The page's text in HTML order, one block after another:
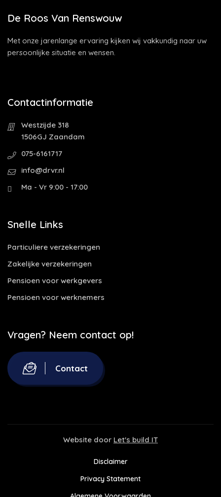
De Roos Van Renswouw
Met onze jarenlange ervaring kijken wij vakkundig naar uw
persoonlijke situatie en wensen.
Contactinformatie
Westzijde 318
1506GJ Zaandam
075-6161717
info@drvr.nl
Ma - Vr 9:00 - 17:00
Snelle Links
Particuliere verzekeringen
Zakelijke verzekeringen
Pensioen voor werkgevers
Pensioen voor werknemers
Vragen? Neem contact op!
Contact
Website door Let's build IT
Disclaimer
Privacy Statement